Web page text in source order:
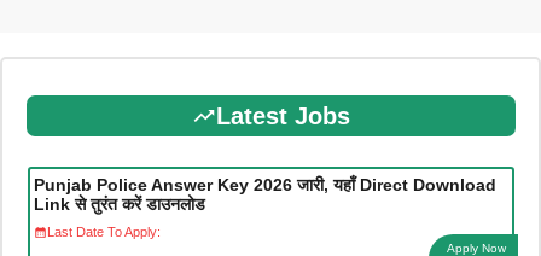
Latest Jobs
Punjab Police Answer Key 2026 जारी, यहाँ Direct Download
Link से तुरंत करें डाउनलोड
Last Date To Apply:
Apply Now